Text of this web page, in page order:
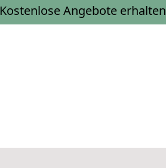
Kostenlose Angebote erhalten